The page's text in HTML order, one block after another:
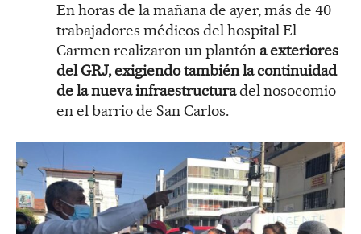
En horas de la mañana de ayer, más de 40
trabajadores médicos del hospital El
Carmen realizaron un plantón a exteriores
del GRJ, exigiendo también la continuidad
de la nueva infraestructuradel nosocomio
en el barrio de San Carlos.